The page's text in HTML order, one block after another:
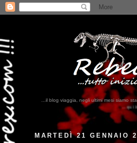
...il blog viaggia, negli ultimi mesi siamo
...qui trovate il nostro viaggio in MESSICO
MARTEDÌ 21 GENNAIO